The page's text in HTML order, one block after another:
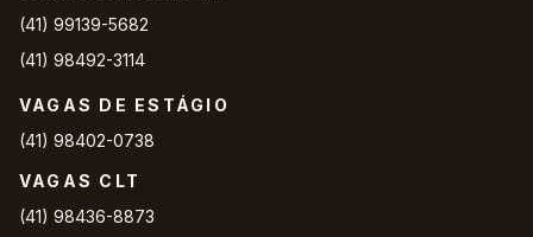
(41) 99139-5682
(41) 98492-3114
VAGAS DE ESTÁGIO
(41) 98402-0738
VAGAS CLT
(41) 98436-8873